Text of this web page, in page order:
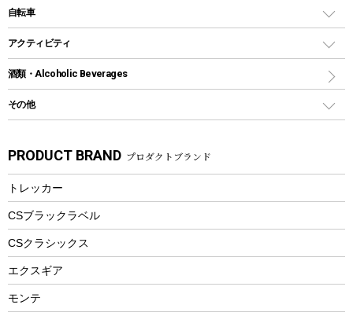
グランドシート
ガイドロープ
ツール
焚き火台&ストーブ
火起こし
バーベキューツール
クッキングツール
ナイフ
カトラリー
マグカップ、カップ
ステンレスボトル
フードボトル
トレー
ランチョンマット
ランチボックス
ディズニーボトル
保冷剤
リュック、バックパック
トートバッグ、サコッシュ
ショッピングキャリー
その他アウトドア雑貨
スプレー関係
ツール、他
インフレータブル
カヤック
パドル
ヘルメット
エアーポンプ
アクセサリー
自転車
折りたたみ自転車
スポーツサイクル
シティサイクル
自転車ウェア
アクティビティ
マリン
ラッシュガード
パラソル
フローティングベスト
ヘルメット
エアーポンプ
ビーチテント
ウィンター
酒類・Alcoholic Beverages
その他
湯たんぽ
防災用品
PRODUCT BRAND プロダクトブランド
トレッカー
CSブラックラベル
CSクラシックス
エクスギア
モンテ